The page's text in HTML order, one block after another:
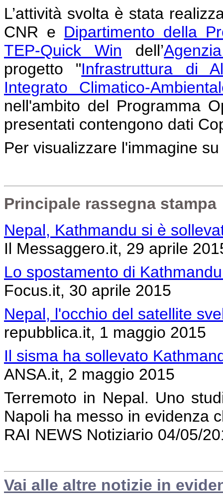
L’attività svolta è stata
CNR e Dipartimento della
TEP-Quick Win dell’
progetto "Infrastruttura di
Integrato Climatico-
nell'ambito del Programma
presentati contengono dati
Per visualizzare l'immagine
Principale rassegna stampa
Nepal, Kathmandu si è
Il Messaggero.it, 29 aprile
Lo spostamento di
Focus.it, 30 aprile 2015
Nepal, l'occhio del satellite
repubblica.it, 1 maggio 2015
Il sisma ha sollevato
ANSA.it, 2 maggio 2015
Terremoto in Nepal. Uno
Napoli ha messo in evidenza
RAI NEWS Notiziario 04/05/
Vai alle altre notizie in